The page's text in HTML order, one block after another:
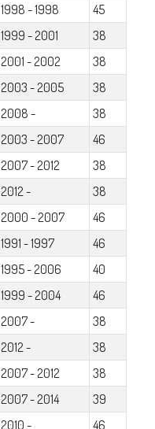
1998 - 1998
45
1999 - 2001
38
2001 - 2002
38
2003 - 2005
38
2008 -
38
2003 - 2007
46
2007 - 2012
38
2012 -
38
2000 - 2007
46
1991 - 1997
46
1995 - 2006
40
1999 - 2004
46
2007 -
38
2012 -
38
2007 - 2012
38
2007 - 2014
39
2010 -
46